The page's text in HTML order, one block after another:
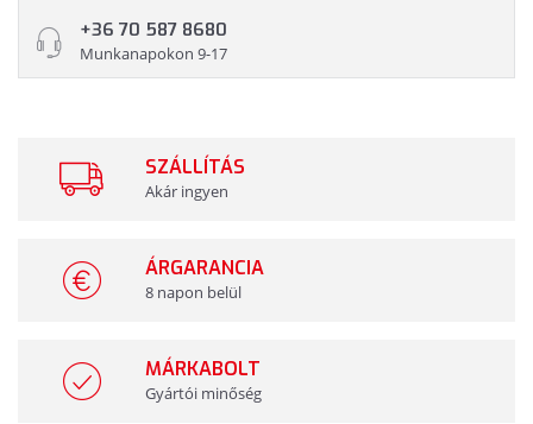
+36 70 587 8680
Munkanapokon 9-17
SZÁLLÍTÁS
Akár ingyen
ÁRGARANCIA
8 napon belül
MÁRKABOLT
Gyártói minőség